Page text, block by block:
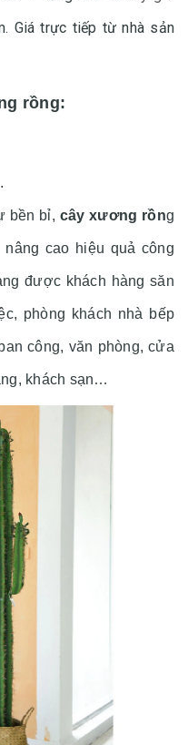
Giá trực tiếp từ nhà sản
rồng:
bền bỉ, cây xương rồng
cao hiệu quả công
được khách hàng săn
phòng khách nhà bếp
công, văn phòng, cửa
khách sạn…